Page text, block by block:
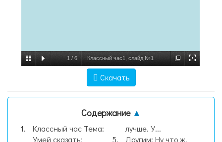
1 / 6 Классный час1, слайд №1
Скачать
Содержание ▲
Классный час Тема:
Умей сказать:
лучше. У...
Другим: Ну что ж,